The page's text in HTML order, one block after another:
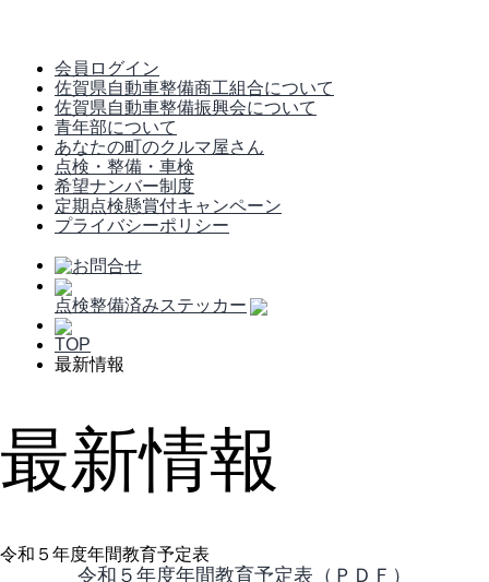
会員ログイン
佐賀県自動車整備商工組合について
佐賀県自動車整備振興会について
青年部について
あなたの町のクルマ屋さん
点検・整備・車検
希望ナンバー制度
定期点検懸賞付キャンペーン
プライバシーポリシー
点検整備済みステッカー
TOP
最新情報
最新情報
令和５年度年間教育予定表
令和５年度年間教育予定表（ＰＤＦ）